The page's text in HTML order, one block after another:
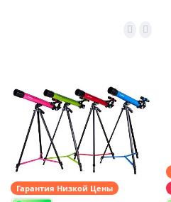
Гарантия Низкой Цены